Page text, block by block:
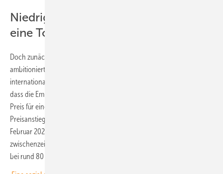
Niedrigster Preis: Unter drei Euro für
eine Tonne CO₂
Doch zunächst kam der Handel nicht in Schwung: Wenig
ambitionierter Caps und die umfangreiche Nutzung von
internationalen Projektgutschriften ließen in den Anfangsjahren zu,
dass die Emissionen sogar noch stiegen. Zwischenzeitlich lag der
Preis für eine Tonne CO₂ bei unter drei Euro. Erst Reformen hätten für
Preisanstiege gesorgt, heißt es vom UBA. Zwischen Mitte 2017 und
Februar 2023 hatte sich der Preis von rund 5 Euro auf
zwischenzeitlich knapp über 100 Euro verzwanzigfacht, derzeit liegt er
bei rund 80 Euro.